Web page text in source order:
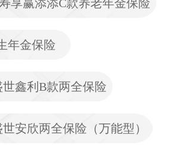
寿享赢添添C款养老年金保险
年金保险
世鑫利B款两全保险
世安欣两全保险（万能型）